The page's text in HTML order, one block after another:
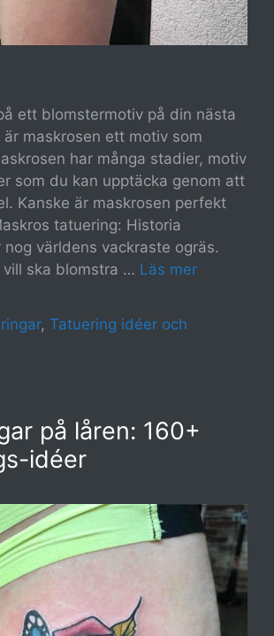
ett blomstermotiv på din nästa
maskrosen ett motiv som
har många stadier, motiv
som du kan upptäcka genom att
Kanske är maskrosen perfekt
tatuering: Historia
nog världens vackraste ogräs.
vill ska blomstra … Läs mer
, Tatuering idéer och
på låren: 160+
idéer